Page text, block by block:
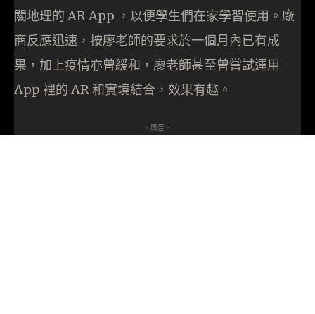
關地理的 AR App ，以便學生們在家學習使用。廠
商反應迅速，按廖老師的要求於一個月內已有成
果，加上疫情亦曾緩和，廖老師甚至曾嘗試運用
App 裡的 AR 和實境結合，效果有趣。
- 廣告 -